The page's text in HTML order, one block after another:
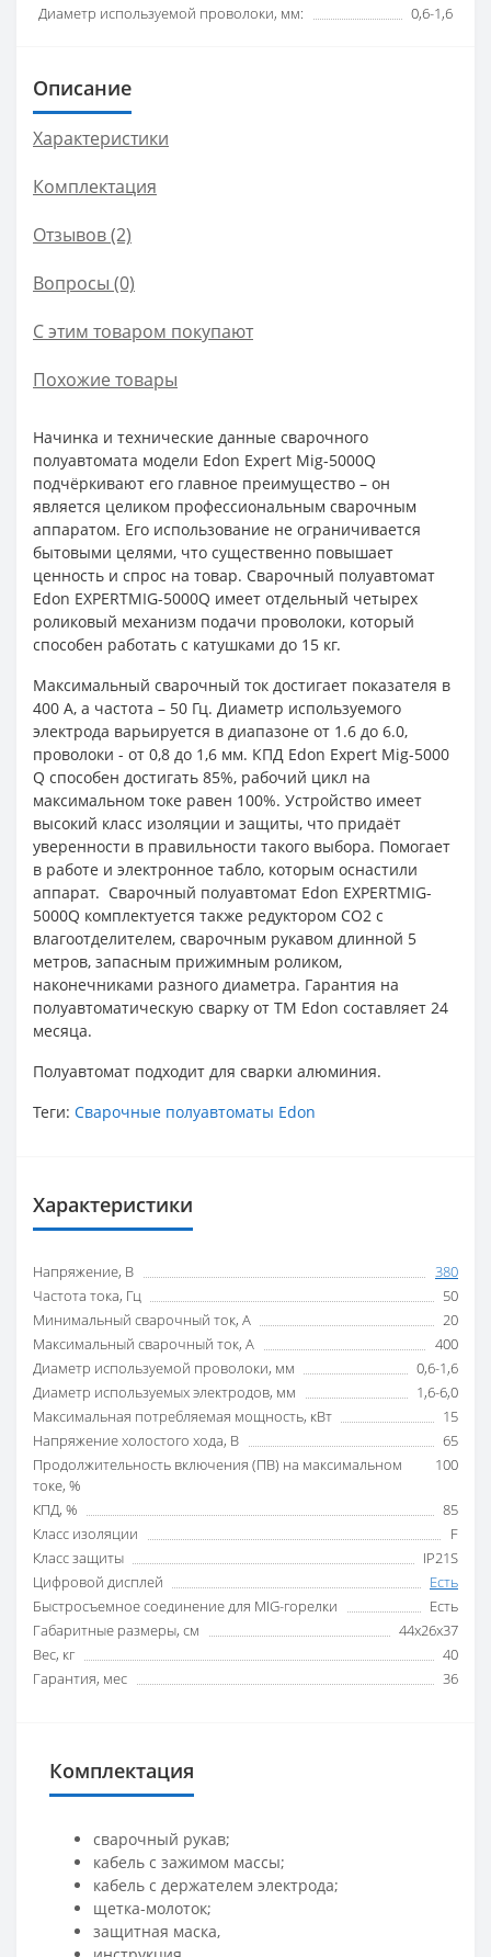
Диаметр используемой проволоки, мм:
0,6-1,6
Описание
Характеристики
Комплектация
Отзывов (2)
Вопросы (0)
С этим товаром покупают
Похожие товары
Начинка и технические данные сварочного
полуавтомата модели Edon Expert Mig-5000Q
подчёркивают его главное преимущество – он
является целиком профессиональным сварочным
аппаратом. Его использование не ограничивается
бытовыми целями, что существенно повышает
ценность и спрос на товар. Сварочный полуавтомат
Edon EXPERTMIG-5000Q имеет отдельный четырех
роликовый механизм подачи проволоки, который
способен работать с катушками до 15 кг.
Максимальный сварочный ток достигает показателя в
400 А, а частота – 50 Гц. Диаметр используемого
электрода варьируется в диапазоне от 1.6 до 6.0,
проволоки - от 0,8 до 1,6 мм. КПД Edon Expert Mig-5000
Q способен достигать 85%, рабочий цикл на
максимальном токе равен 100%. Устройство имеет
высокий класс изоляции и защиты, что придаёт
уверенности в правильности такого выбора. Помогает
в работе и электронное табло, которым оснастили
аппарат. Сварочный полуавтомат Edon EXPERTMIG-
5000Q комплектуется также редуктором СО2 с
влагоотделителем, сварочным рукавом длинной 5
метров, запасным прижимным роликом,
наконечниками разного диаметра. Гарантия на
полуавтоматическую сварку от ТМ Edon составляет 24
месяца.
Полуавтомат подходит для сварки алюминия.
Теги: Сварочные полуавтоматы Edon
Характеристики
Напряжение, В
380
Частота тока, Гц
50
Минимальный сварочный ток, А
20
Максимальный сварочный ток, А
400
Диаметр используемой проволоки, мм
0,6-1,6
Диаметр используемых электродов, мм
1,6-6,0
Максимальная потребляемая мощность, кВт
15
Напряжение холостого хода, В
65
Продолжительность включения (ПВ) на максимальном
токе, %
100
КПД, %
85
Класс изоляции
F
Класс защиты
IP21S
Цифровой дисплей
Есть
Быстросъемное соединение для MIG-горелки
Есть
Габаритные размеры, см
44х26х37
Вес, кг
40
Гарантия, мес
36
Комплектация
сварочный рукав;
кабель с зажимом массы;
кабель с держателем электрода;
щетка-молоток;
защитная маска,